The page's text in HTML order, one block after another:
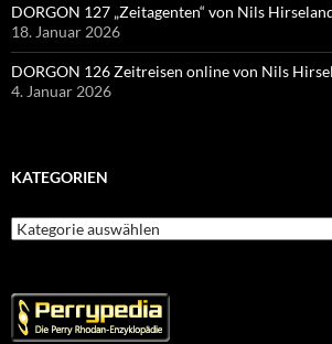
DORGON 127 „Zeitagenten“ von Nils
18. Januar 2026
DORGON 126 Zeitreisen online von Nils
4. Januar 2026
KATEGORIEN
Kategorien